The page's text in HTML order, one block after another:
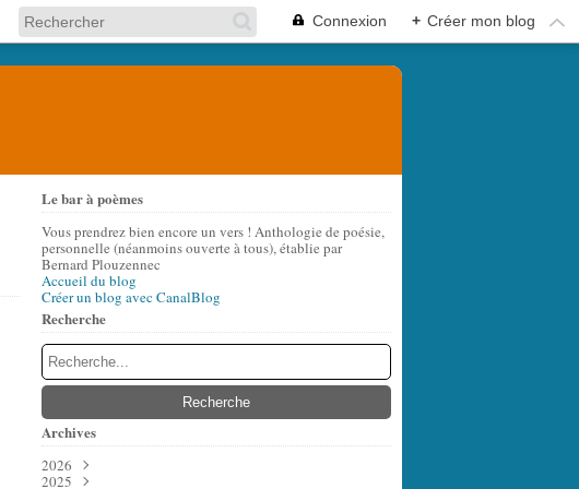
Connexion + Créer mon blog
Le bar à poèmes
Vous prendrez bien encore un vers ! Anthologie de poésie,
personnelle (néanmoins ouverte à tous), établie par
Bernard Plouzennec
Accueil du blog
Créer un blog avec CanalBlog
Recherche
Archives
2026
Août
2025